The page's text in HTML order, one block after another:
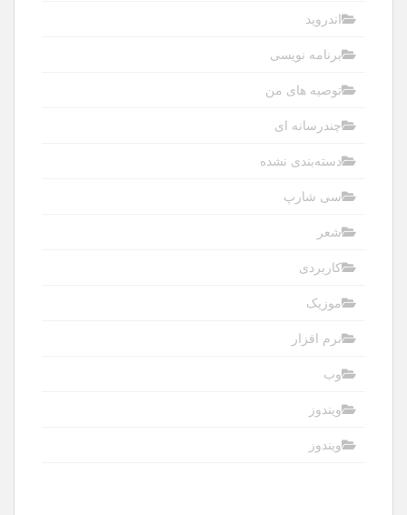
اندروید
برنامه نویسی
توصیه های من
چندرسانه ای
دسته‌بندی نشده
سی شارپ
شعر
کاربردی
موزیک
نرم افزار
وب
ویندوز
ویندوز